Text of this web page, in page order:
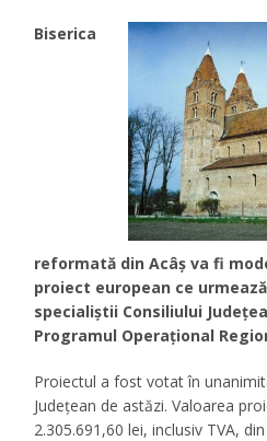
Biserica
reformată din Acâş va fi
proiect european ce
specialiştii Consiliului
Programul Operaţional
Proiectul a fost votat în
Judeţean de astăzi. Valoarea
2.305.691,60 lei, inclusiv TVA,